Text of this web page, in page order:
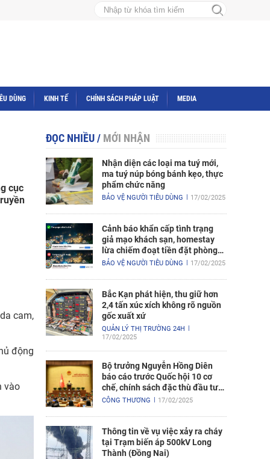
DÙNG KINH TẾ CHÍNH SÁCH PHÁP LUẬT MEDIA
cục
cam,
động
vào
ĐỌC NHIỀU/ MỚI NHẬN
Nhận diện các loại ma tuý mới,
ma tuý núp bóng bánh kẹo, thực
phẩm chức năng
BẢO VỆ NGƯỜI TIÊU DÙNG 17/02/2025
Cảnh báo khẩn cấp tình trạng
giả mạo khách sạn, homestay
lừa chiếm đoạt tiền đặt phòng
nghỉ
BẢO VỆ NGƯỜI TIÊU DÙNG 17/02/2025
Bắc Kạn phát hiện, thu giữ hơn
2,4 tấn xúc xích không rõ nguồn
gốc xuất xứ
QUẢN LÝ THỊ TRƯỜNG 24H
17/02/2025
Bộ trưởng Nguyễn Hồng Diên
báo cáo trước Quốc hội 10 cơ
chế, chính sách đặc thù đầu tư
xây dựng Dự án điện hạt nhân
CÔNG THƯƠNG 17/02/2025
Thông tin về vụ việc xảy ra cháy
tại Trạm biến áp 500kV Long
Thành (Đồng Nai)